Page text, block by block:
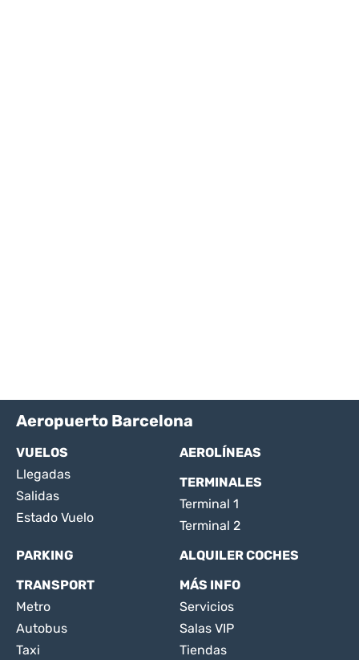
Aeropuerto Barcelona
VUELOS
Llegadas
Salidas
Estado Vuelo
AEROLÍNEAS
TERMINALES
Terminal 1
Terminal 2
PARKING
ALQUILER COCHES
TRANSPORT
Metro
Autobus
Taxi
MÁS INFO
Servicios
Salas VIP
Tiendas